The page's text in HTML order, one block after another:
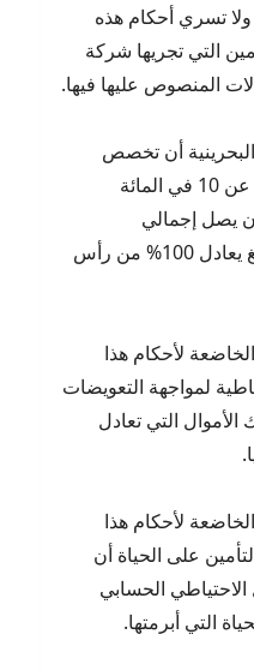
تسري أحكام هذه
التي تجريها شركة
المنصوص عليها فيها.
أن تخصص
حصة من أرباحها سنويا لا تقل عن 10 في المائة
يصل إجمالي
الاحتياطيات الإجبارية إلى مبلغ يعادل 100% من رأس
لأحكام هذا
لمواجهة التعويضات
التي تعادل
لأحكام هذا
على الحياة أن
الحسابي
التي أبرمتها.